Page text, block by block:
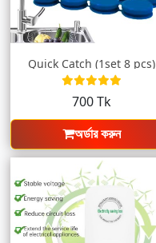
Quick Catch (1set 8 pcs)
700 Tk
অর্ডার করুন